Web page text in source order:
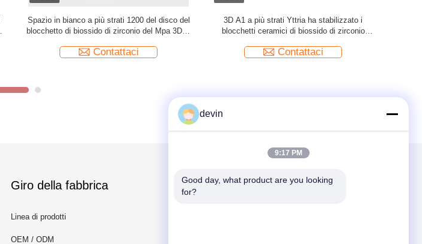
25 mm A2 Dental 3D Multilayer Zirconia
Blocco Con 8 Strati
Contattaci
pro sistema a più strati 1200 di camma delle
tonalità cad del candeggiante di asse del disco
Contattaci
Giro della fabbrica
Linea di prodotti
OEM / ODM
Scrivici
devin
9:17 PM
Good day, what product are you looking
for?